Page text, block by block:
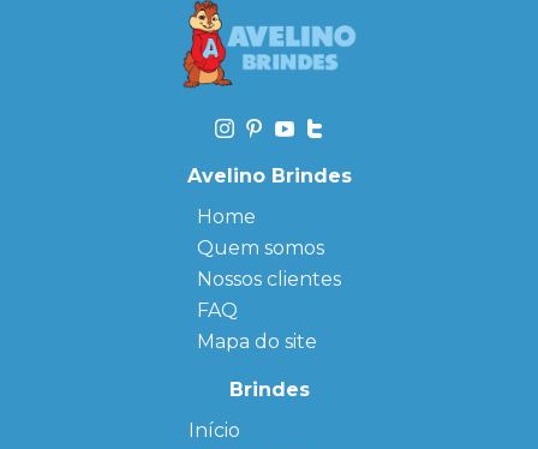
Avelino Brindes
Home
Quem somos
Nossos clientes
FAQ
Mapa do site
Brindes
Início← Back
← Back